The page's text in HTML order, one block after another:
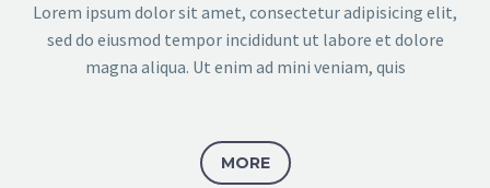
Wowo Boyz Entertainment
David - Brand Manager
fans and also maintain a direct messaging
channel with our fans.
Lorem ipsum dolor sit amet, consectetur adipisicing elit,
sed do eiusmod tempor incididunt ut labore et dolore
magna aliqua. Ut enim ad mini veniam, quis
MORE